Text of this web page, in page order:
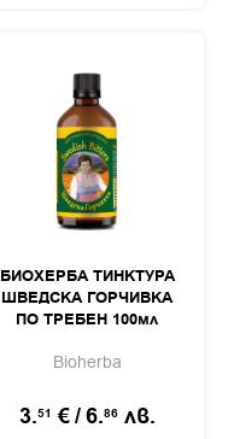
БИОХЕРБА ТИНКТУРА
ШВЕДСКА ГОРЧИВКА
ПО ТРЕБЕН 100мл
Bioherba
3.51 €/6.86 лв.